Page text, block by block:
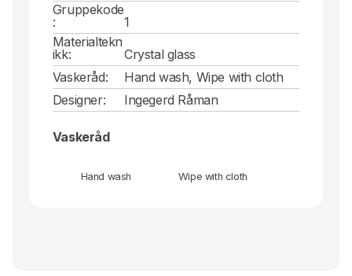
Gruppekode
:
1
Materialtekn
ikk:
Crystal glass
Vaskeråd:
Hand wash, Wipe with cloth
Designer:
Ingegerd Råman
Vaskeråd
Hand wash Wipe with cloth